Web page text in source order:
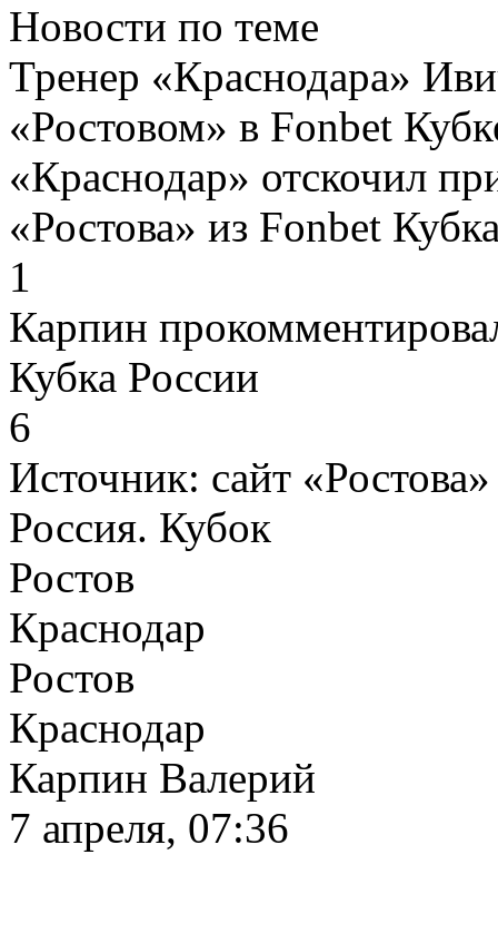
Новости по теме
Тренер «Краснодара»
«Ростовом» в Fonbet
«Краснодар» отскочил
«Ростова» из Fonbet
1
Карпин
Кубка России
6
Источник: сайт «Ростова»
Россия. Кубок
Ростов
Краснодар
Ростов
Краснодар
Карпин Валерий
7 апреля, 07:36